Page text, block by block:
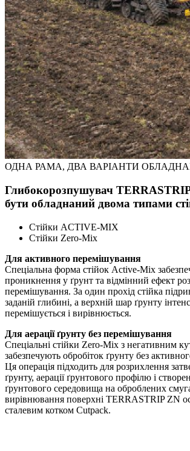
ОДНА РАМА, ДВА ВАРІАНТИ
Глибокорозпушувач
бути обладнаний двома типами
Стійки ACTIVE-MIX
Стійки Zero-Mix
Для активного перемішування
Спеціальна форма стійок Active-Mix
проникнення у ґрунт та відмінний ефект
перемішування. За один прохід стійка
заданій глибині, а верхній шар ґрунту
перемішується і вирівнюється.
Для аерації ґрунту без перемішування
Спеціальні стійки Zero-Mix з негативним
забезпечують обробіток ґрунту без
Ця операція підходить для розрихлення
ґрунту, аерації ґрунтового профілю і
ґрунтового середовища на оброблених
вирівнювання поверхні TERRASTRIP ZN
сталевим котком Cutpack.